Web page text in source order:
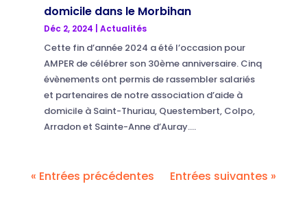
domicile dans le Morbihan
Déc 2, 2024 Actualités
Cette fin d’année 2024 a été l’occasion pour
AMPER de célébrer son 30ème anniversaire. Cinq
évènements ont permis de rassembler salariés
et partenaires de notre association d’aide à
domicile à Saint-Thuriau, Questembert, Colpo,
Arradon et Sainte-Anne d’Auray....
« Entrées précédentes Entrées suivantes »